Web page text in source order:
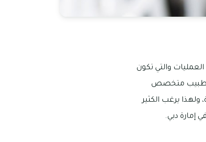
والتي تكون
طبيب متخصص
يرغب الكثير
إمارة دبي.